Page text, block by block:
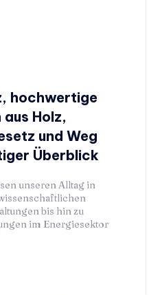
hochwertige
Holz,
und Weg
Überblick
unseren Alltag in
bis hin zu
im Energiesektor